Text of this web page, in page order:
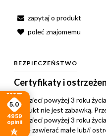
zapytaj o produkt
poleć znajomemu
BEZPIECZEŃSTWO
Certyfikaty i
Dla dzieci powyżej 3 roku
Produkt nie jest zabawką.
Dla dzieci powyżej 3 roku
Może zawierać małe lub/i
5.0
4959
opinii